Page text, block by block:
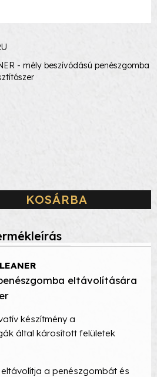
- mély beszívódású penészgomba
KOSÁRBA
eltávolítására
készítmény a
által károsított felületek
a penészgombát és